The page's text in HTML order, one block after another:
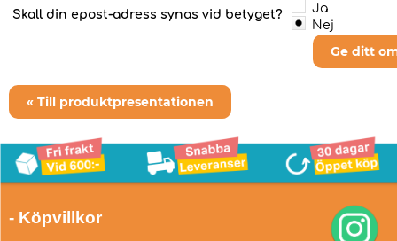
Skall din epost-adress synas vid betyget?
Ja
Nej
Ge ditt
« Till produktpresentationen
- Köpvillkor